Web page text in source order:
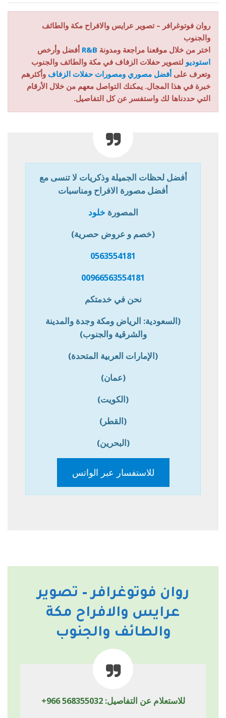
روان فوتوغرافر – تصوير عرايس والافراح مكة والطائف
والجنوب
اختر من خلال موقعنا مراجعة ومدونة R&B أفضل وأرخص
استوديو لتصوير حفلات الزفاف في مكة والطائف والجنوب
وتعرف على أفضل مصوري ومصورات حفلات الزفاف وأكثرهم
خبرة في هذا المجال. يمكنك التواصل معهم من خلال الأرقام
التي حددناها لك واستفسر عن كل التفاصيل.
أفضل لحظات الجميلة وذكريات لا تنسى مع
أفضل مصورة الافراح ومناسبات
المصورة خلود
(خصم و عروض حصرية)
0563554181
00966563554181
نحن في خدمتكم
(السعودية: الرياض ومكة وجدة والمدينة
والشرقية والجنوب)
(الإمارات العربية المتحدة)
(عمان)
(الكويت)
(القطر)
(البحرين)
للاستفسار عبر الواتس
روان فوتوغرافر – تصوير
عرايس والافراح مكة
والطائف والجنوب
للاستعلام عن التفاصيل:+966 568355032